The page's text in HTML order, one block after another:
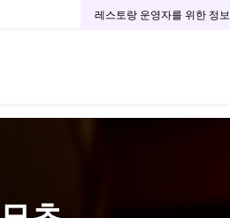
레스토랑 운영자를 위한 정보